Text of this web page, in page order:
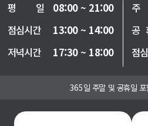
평 일
08:00 ~ 21:00
점심시간
13:00 ~ 14:00
저녁시간
17:30 ~ 18:00
공
점
365일 주말 및 공휴일